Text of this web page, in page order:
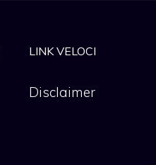
LINK VELOCI
Disclaimer